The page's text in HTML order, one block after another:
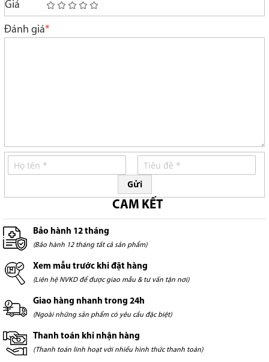
Giá
1
star
2
stars
3
stars
4
stars
5
stars
Đánh giá
Gửi
CAM KẾT
Bảo hành 12 tháng
(Bảo hành 12 tháng tất cả sản phẩm)
Xem mẫu trước khi đặt hàng
(Liên hệ NVKD để được giao mẫu & tư vấn tận nơi)
Giao hàng nhanh trong 24h
(Ngoài những sản phẩm có yêu cầu đặc biệt)
Thanh toán khi nhận hàng
(Thanh toán linh hoạt với nhiều hình thức thanh toán)